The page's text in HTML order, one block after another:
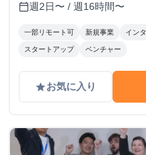
calendar_today週2日〜 / 週16時間〜
一部リモート可 新規事業 イン
スタートアップ ベンチャー
gradeお気に入り